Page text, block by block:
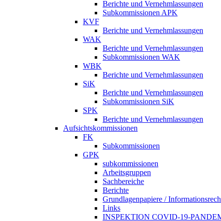
Berichte und Vernehmlassungen
Subkommissionen APK
KVF
Berichte und Vernehmlassungen
WAK
Berichte und Vernehmlassungen
Subkommissionen WAK
WBK
Berichte und Vernehmlassungen
SiK
Berichte und Vernehmlassungen
Subkommissionen SiK
SPK
Berichte und Vernehmlassungen
Aufsichtskommissionen
FK
Subkommissionen
GPK
subkommissionen
Arbeitsgruppen
Sachbereiche
Berichte
Grundlagenpapiere /
Links
INSPEKTION COVID-19-